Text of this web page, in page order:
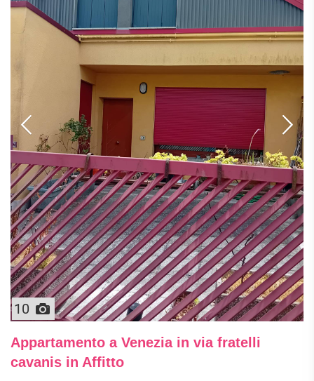
10
Appartamento a Venezia in via fratelli
cavanis in Affitto